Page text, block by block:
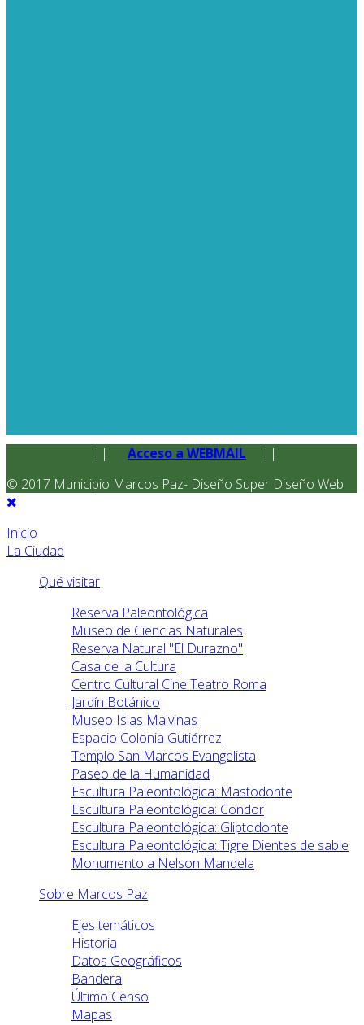
|| Acceso a WEBMAIL
||
© 2017 Municipio Marcos Paz- Diseño Super Diseño Web
Inicio
La Ciudad
Qué visitar
Reserva Paleontológica
Museo de Ciencias Naturales
Reserva Natural "El Durazno"
Casa de la Cultura
Centro Cultural Cine Teatro Roma
Jardín Botánico
Museo Islas Malvinas
Espacio Colonia Gutiérrez
Templo San Marcos Evangelista
Paseo de la Humanidad
Escultura Paleontológica: Mastodonte
Escultura Paleontológica: Condor
Escultura Paleontológica: Gliptodonte
Escultura Paleontológica: Tigre Dientes de sable
Monumento a Nelson Mandela
Sobre Marcos Paz
Ejes temáticos
Historia
Datos Geográficos
Bandera
Último Censo
Mapas